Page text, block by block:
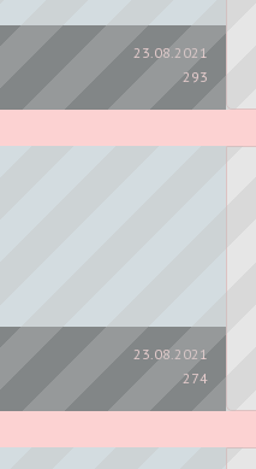
23.08.2021
293
23.08.2021
274